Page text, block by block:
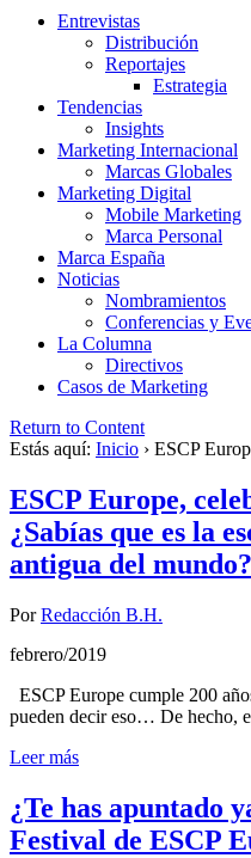
Entrevistas
Distribución
Reportajes
Estrategia
Tendencias
Insights
Marketing Internacional
Marcas Globales
Marketing Digital
Mobile Marketing
Marca Personal
Marca España
Noticias
Nombramientos
Conferencias y
La Columna
Directivos
Casos de Marketing
Return to Content
Estás aquí: Inicio › ESCP
ESCP Europe,
¿Sabías que es la
antigua del mundo?
PorRedacción B.H.
febrero/2019
ESCP Europe cumple 200
pueden decir eso… De hecho,
Leer más
¿Te has apuntado
Festival de ESCP